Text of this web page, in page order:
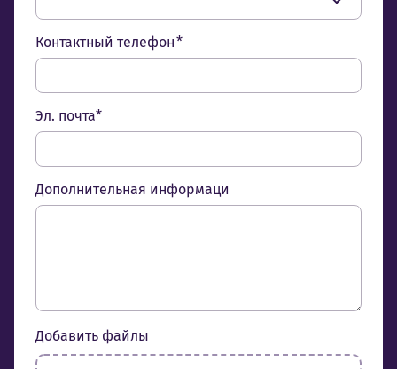
Контактный телефон *
Эл. почта*
Дополнительная информаци
Добавить файлы